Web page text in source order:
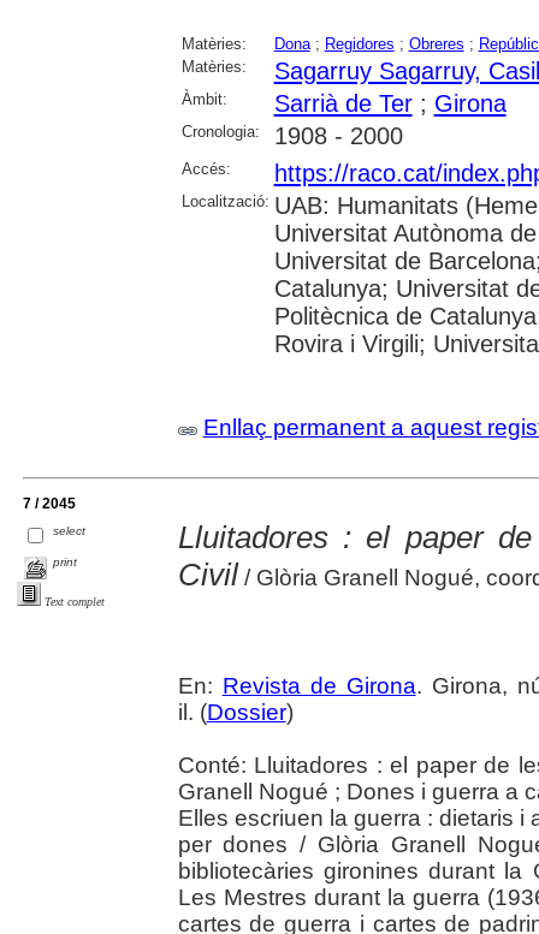
Matèries: Dona; Regidores ; Obreres ;
Matèries:
Sagarruy Sagarruy,
Àmbit: Sarrià de Ter; Girona
Cronologia: 1908 - 2000
Accés: https://raco.cat/
Localització: UAB: Humanitats
Universitat Autònoma
Universitat de
Catalunya; Universitat
Politècnica de
Rovira i Virgili;
Enllaç permanent a aquest
7 / 2045
select
print
Text complet
Lluitadores : el paper
Civil/ Glòria Granell Nogué,
En: Revista de Girona. Girona,
il. (Dossier)
Conté: Lluitadores : el paper de
Granell Nogué ; Dones i guerra a
Elles escriuen la guerra : dietaris i
per dones / Glòria Granell
bibliotecàries gironines durant
Les Mestres durant la guerra
cartes de guerra i cartes de